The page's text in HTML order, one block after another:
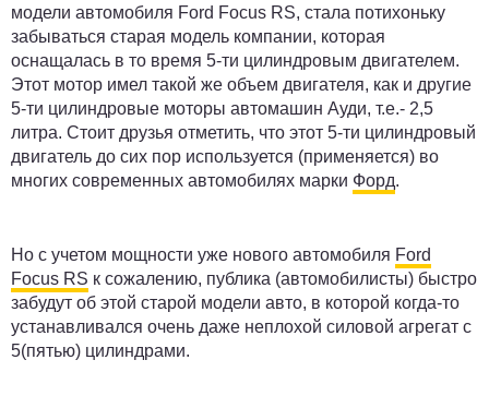
модели автомобиля Ford Focus RS, стала потихоньку
забываться старая модель компании, которая
оснащалась в то время 5-ти цилиндровым двигателем.
Этот мотор имел такой же объем двигателя, как и другие
5-ти цилиндровые моторы автомашин Ауди, т.е.- 2,5
литра. Стоит друзья отметить, что этот 5-ти цилиндровый
двигатель до сих пор используется (применяется) во
многих современных автомобилях марки Форд.
Но с учетом мощности уже нового автомобиля Ford
Focus RS к сожалению, публика (автомобилисты) быстро
забудут об этой старой модели авто, в которой когда-то
устанавливался очень даже неплохой силовой агрегат с
5(пятью) цилиндрами.